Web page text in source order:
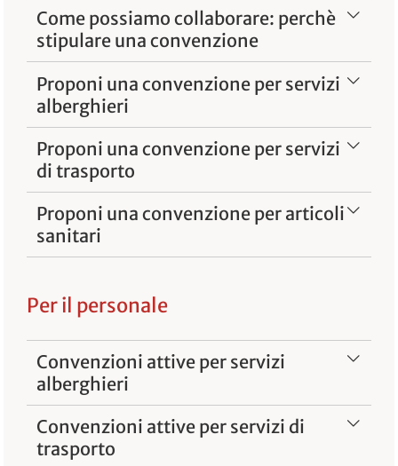
Come possiamo collaborare: perchè
stipulare una convenzione
Proponi una convenzione per servizi
alberghieri
Proponi una convenzione per servizi
di trasporto
Proponi una convenzione per articoli
sanitari
Per il personale
Convenzioni attive per servizi
alberghieri
Convenzioni attive per servizi di
trasporto